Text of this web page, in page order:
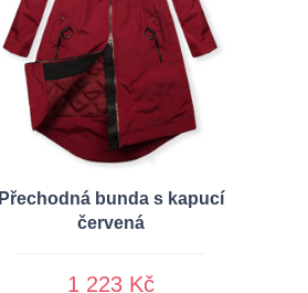
Přechodná bunda s kapucí
červená
1 223 Kč